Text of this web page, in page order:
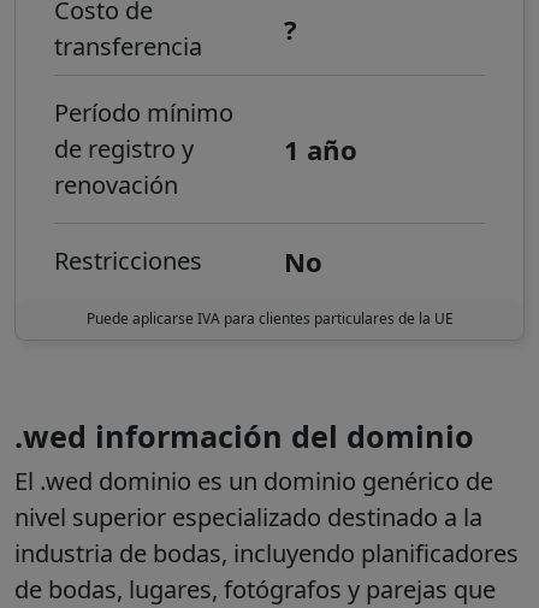
Costo de
transferencia
?
Período mínimo
de registro y
renovación
1 año
Restricciones No
Puede aplicarse IVA para clientes particulares de la UE
.wed información del dominio
El .wed dominio es un dominio genérico de
nivel superior especializado destinado a la
industria de bodas, incluyendo planificadores
de bodas, lugares, fotógrafos y parejas que